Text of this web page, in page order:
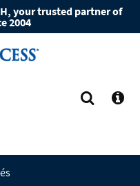
your trusted partner of
2004